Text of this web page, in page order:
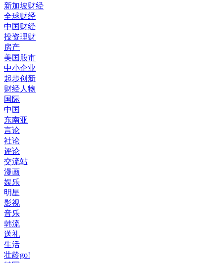
新加坡财经
全球财经
中国财经
投资理财
房产
美国股市
中小企业
起步创新
财经人物
国际
中国
东南亚
言论
社论
评论
交流站
漫画
娱乐
明星
影视
音乐
韩流
送礼
生活
壮龄go!